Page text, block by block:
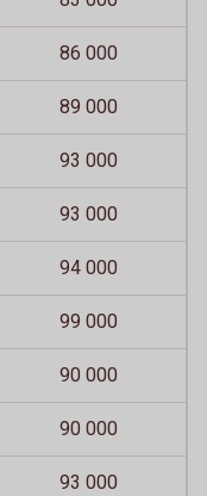
86 000
89 000
93 000
93 000
94 000
99 000
90 000
90 000
93 000